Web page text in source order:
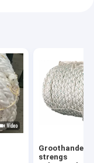
Groothandel 8
strengs